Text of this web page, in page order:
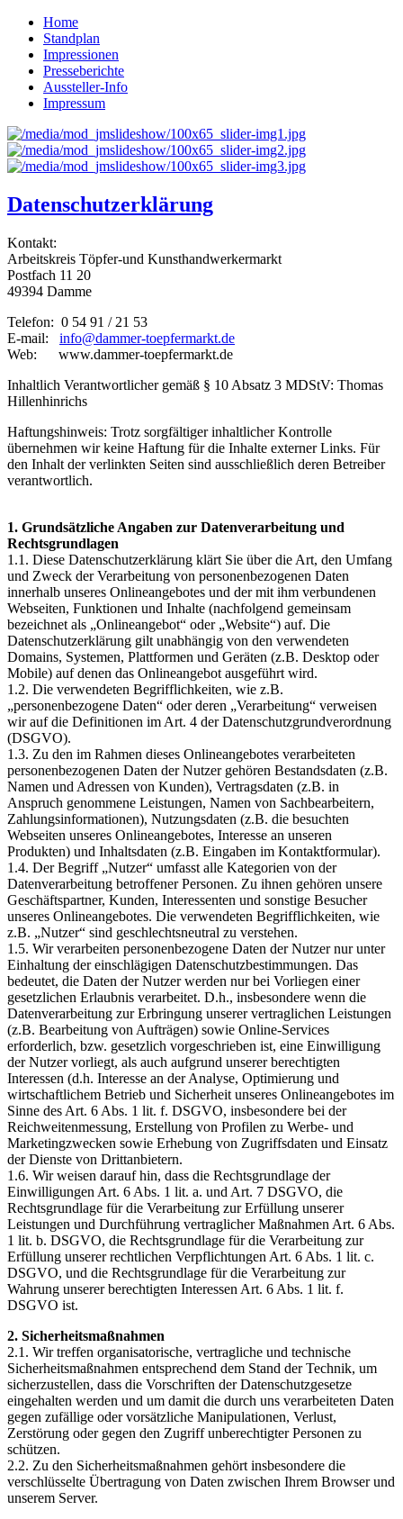
Home
Standplan
Impressionen
Presseberichte
Aussteller-Info
Impressum
Datenschutzerklärung
Kontakt:
Arbeitskreis Töpfer-und Kunsthandwerkermarkt
Postfach 11 20
49394 Damme
Telefon: 0 54 91 / 21 53
E-mail: info@dammer-toepfermarkt.de
Web: www.dammer-toepfermarkt.de
Inhaltlich Verantwortlicher gemäß § 10 Absatz 3 MDStV: Thomas
Hillenhinrichs
Haftungshinweis: Trotz sorgfältiger inhaltlicher Kontrolle
übernehmen wir keine Haftung für die Inhalte externer Links. Für
den Inhalt der verlinkten Seiten sind ausschließlich deren Betreiber
verantwortlich.
1. Grundsätzliche Angaben zur Datenverarbeitung und
Rechtsgrundlagen
1.1. Diese Datenschutzerklärung klärt Sie über die Art, den Umfang
und Zweck der Verarbeitung von personenbezogenen Daten
innerhalb unseres Onlineangebotes und der mit ihm verbundenen
Webseiten, Funktionen und Inhalte (nachfolgend gemeinsam
bezeichnet als „Onlineangebot“ oder „Website“) auf. Die
Datenschutzerklärung gilt unabhängig von den verwendeten
Domains, Systemen, Plattformen und Geräten (z.B. Desktop oder
Mobile) auf denen das Onlineangebot ausgeführt wird.
1.2. Die verwendeten Begrifflichkeiten, wie z.B.
„personenbezogene Daten“ oder deren „Verarbeitung“ verweisen
wir auf die Definitionen im Art. 4 der Datenschutzgrundverordnung
(DSGVO).
1.3. Zu den im Rahmen dieses Onlineangebotes verarbeiteten
personenbezogenen Daten der Nutzer gehören Bestandsdaten (z.B.
Namen und Adressen von Kunden), Vertragsdaten (z.B. in
Anspruch genommene Leistungen, Namen von Sachbearbeitern,
Zahlungsinformationen), Nutzungsdaten (z.B. die besuchten
Webseiten unseres Onlineangebotes, Interesse an unseren
Produkten) und Inhaltsdaten (z.B. Eingaben im Kontaktformular).
1.4. Der Begriff „Nutzer“ umfasst alle Kategorien von der
Datenverarbeitung betroffener Personen. Zu ihnen gehören unsere
Geschäftspartner, Kunden, Interessenten und sonstige Besucher
unseres Onlineangebotes. Die verwendeten Begrifflichkeiten, wie
z.B. „Nutzer“ sind geschlechtsneutral zu verstehen.
1.5. Wir verarbeiten personenbezogene Daten der Nutzer nur unter
Einhaltung der einschlägigen Datenschutzbestimmungen. Das
bedeutet, die Daten der Nutzer werden nur bei Vorliegen einer
gesetzlichen Erlaubnis verarbeitet. D.h., insbesondere wenn die
Datenverarbeitung zur Erbringung unserer vertraglichen Leistungen
(z.B. Bearbeitung von Aufträgen) sowie Online-Services
erforderlich, bzw. gesetzlich vorgeschrieben ist, eine Einwilligung
der Nutzer vorliegt, als auch aufgrund unserer berechtigten
Interessen (d.h. Interesse an der Analyse, Optimierung und
wirtschaftlichem Betrieb und Sicherheit unseres Onlineangebotes im
Sinne des Art. 6 Abs. 1 lit. f. DSGVO, insbesondere bei der
Reichweitenmessung, Erstellung von Profilen zu Werbe- und
Marketingzwecken sowie Erhebung von Zugriffsdaten und Einsatz
der Dienste von Drittanbietern.
1.6. Wir weisen darauf hin, dass die Rechtsgrundlage der
Einwilligungen Art. 6 Abs. 1 lit. a. und Art. 7 DSGVO, die
Rechtsgrundlage für die Verarbeitung zur Erfüllung unserer
Leistungen und Durchführung vertraglicher Maßnahmen Art. 6 Abs.
1 lit. b. DSGVO, die Rechtsgrundlage für die Verarbeitung zur
Erfüllung unserer rechtlichen Verpflichtungen Art. 6 Abs. 1 lit. c.
DSGVO, und die Rechtsgrundlage für die Verarbeitung zur
Wahrung unserer berechtigten Interessen Art. 6 Abs. 1 lit. f.
DSGVO ist.
2. Sicherheitsmaßnahmen
2.1. Wir treffen organisatorische, vertragliche und technische
Sicherheitsmaßnahmen entsprechend dem Stand der Technik, um
sicherzustellen, dass die Vorschriften der Datenschutzgesetze
eingehalten werden und um damit die durch uns verarbeiteten Daten
gegen zufällige oder vorsätzliche Manipulationen, Verlust,
Zerstörung oder gegen den Zugriff unberechtigter Personen zu
schützen.
2.2. Zu den Sicherheitsmaßnahmen gehört insbesondere die
verschlüsselte Übertragung von Daten zwischen Ihrem Browser und
unserem Server.